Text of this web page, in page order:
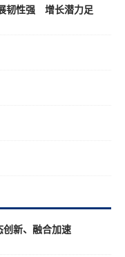
韧性强 增长潜力足
新、融合加速